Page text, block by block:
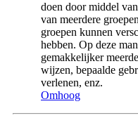
doen door middel
van meerdere
groepen kunnen
hebben. Op deze
gemakkelijker
wijzen, bepaalde
verlenen, enz.
Omhoog